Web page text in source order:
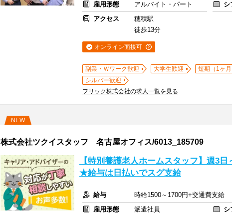
雇用形態
アルバイト・パート シ
アクセス
穂積駅
徒歩13分
オンライン面接可
副業・Ｗワーク歓迎 大学生歓迎 短期（1ヶ月
シルバー歓迎
フリック株式会社の求人一覧を見る
NEW
株式会社ツクイスタッフ 名古屋オフィス/6013_185709
【特別養護老人ホームスタッフ】週3
★給与は日払いでスグ支給
給与
時給1500～1700円+交通費支給
雇用形態
派遣社員 シ